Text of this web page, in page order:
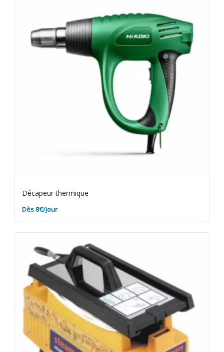
Assurance bris de machine en option.
Décapeur thermique
Dès 8€/jour